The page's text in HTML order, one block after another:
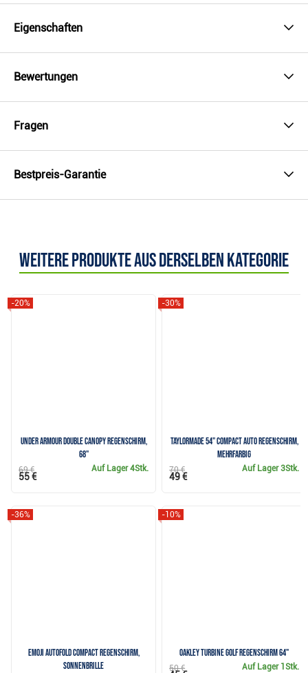
Eigenschaften
Bewertungen
Fragen
Bestpreis-Garantie
Weitere Produkte aus derselben Kategorie
Under Armour Double Canopy Regenschirm,
68"
-20%
Auf Lager4Stk.
69 €
55 €
TaylorMade 54" Compact Auto Regenschirm,
mehrfarbig
-30%
Auf Lager3Stk.
70 €
49 €
Emoji AutoFold Compact Regenschirm,
Sonnenbrille
-36%
Oakley Turbine Golf Regenschirm 64"
-10%
Auf Lager 1Stk.
50 €